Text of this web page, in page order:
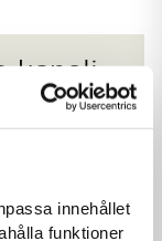
innehållet
funktioner
kansli
på
Birka,